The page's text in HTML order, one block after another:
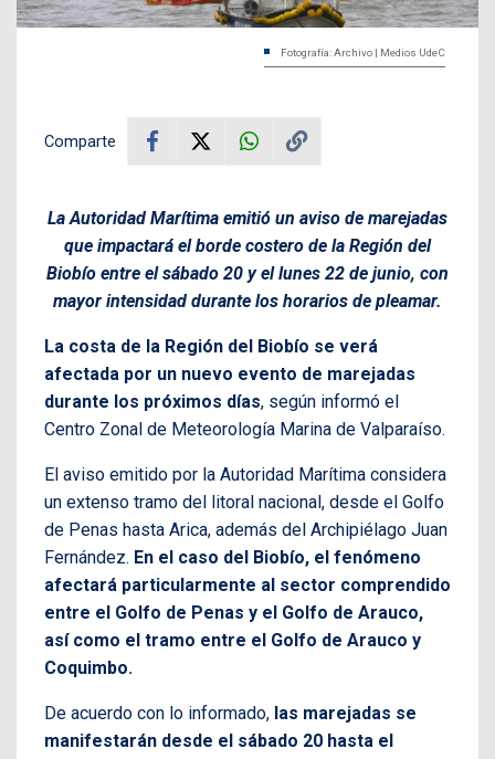
Fotografía: Archivo | Medios UdeC
Comparte
La Autoridad Marítima emitió un aviso de marejadas
que impactará el borde costero de la Región del
Biobío entre el sábado 20 y el lunes 22 de junio, con
mayor intensidad durante los horarios de pleamar.
La costa de la Región del Biobío se verá
afectada por un nuevo evento de marejadas
durante los próximos días, según informó el
Centro Zonal de Meteorología Marina de Valparaíso.
El aviso emitido por la Autoridad Marítima considera
un extenso tramo del litoral nacional, desde el Golfo
de Penas hasta Arica, además del Archipiélago Juan
Fernández. En el caso del Biobío, el fenómeno
afectará particularmente al sector comprendido
entre el Golfo de Penas y el Golfo de Arauco,
así como el tramo entre el Golfo de Arauco y
Coquimbo.
De acuerdo con lo informado, las marejadas se
manifestarán desde el sábado 20 hasta el